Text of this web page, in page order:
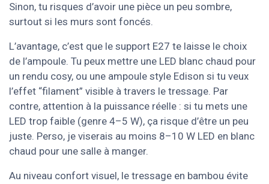
Sinon, tu risques d’avoir une pièce un peu sombre,
surtout si les murs sont foncés.
L’avantage, c’est que le support E27 te laisse le choix
de l’ampoule. Tu peux mettre une LED blanc chaud pour
un rendu cosy, ou une ampoule style Edison si tu veux
l’effet “filament” visible à travers le tressage. Par
contre, attention à la puissance réelle : si tu mets une
LED trop faible (genre 4–5 W), ça risque d’être un peu
juste. Perso, je viserais au moins 8–10 W LED en blanc
chaud pour une salle à manger.
Au niveau confort visuel, le tressage en bambou évite